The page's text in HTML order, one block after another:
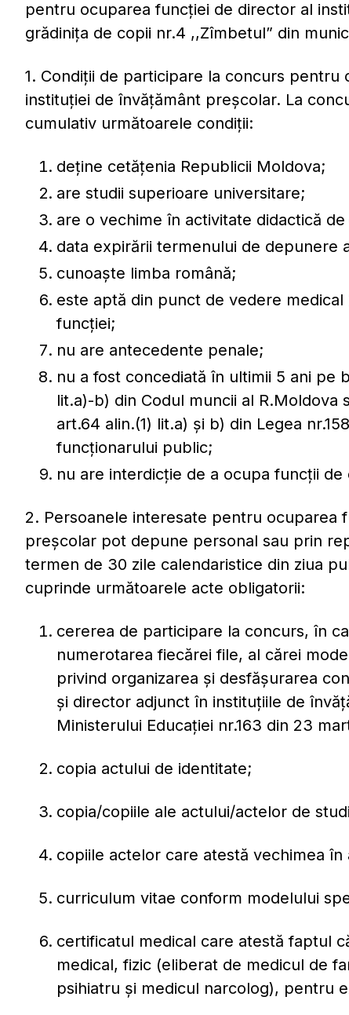
pentru ocuparea funcţiei de director al
grădinița de copii nr.4 ,,Zîmbetul” din
1. Condiţii de participare la concurs
instituției de învățământ preșcolar. La
cumulativ următoarele condiții:
deține cetățenia Republicii Moldova;
are studii superioare universitare;
are o vechime în activitate didactică
data expirării termenului de depunere
cunoaște limba română;
este aptă din punct de vedere
funcției;
nu are antecedente penale;
nu a fost concediată în ultimii 5 ani pe
lit.a)-b) din Codul muncii al
art.64 alin.(1) lit.a) şi b) din Legea
funcţionarului public;
nu are interdicție de a ocupa funcții de
2. Persoanele interesate pentru ocuparea
preșcolar pot depune personal sau prin
termen de 30 zile calendaristice din ziua
cuprinde următoarele acte obligatorii:
cererea de participare la concurs, în
numerotarea fiecărei file, al cărei
privind organizarea și desfășurarea
și director adjunct în instituțiile de
Ministerului Educației nr.163 din 23
copia actului de identitate;
copia/copiile ale actului/actelor de
copiile actelor care atestă vechimea
curriculum vitae conform modelului
certificatul medical care atestă faptul
medical, fizic (eliberat de medicul de
psihiatru și medicul narcolog), pentru